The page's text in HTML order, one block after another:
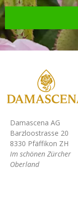
Damascena AG
Barzloostrasse 20
8330 Pfäffikon ZH
Im schönen Zürcher
Oberland